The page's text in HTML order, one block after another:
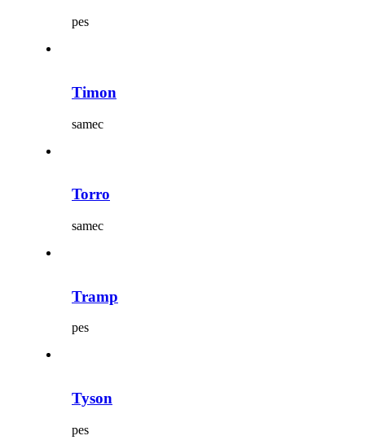
pes
Timon
samec
Torro
samec
Tramp
pes
Tyson
pes